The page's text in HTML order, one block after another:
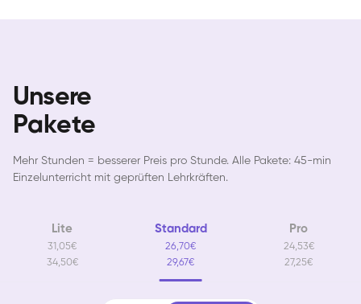
Unsere
Pakete
Mehr Stunden = besserer Preis pro Stunde. Alle Pakete: 45-min
Einzelunterricht mit geprüften Lehrkräften.
Lite
31,05€
34,50€
Standard
26,70€
29,67€
Pro
24,53€
27,25€